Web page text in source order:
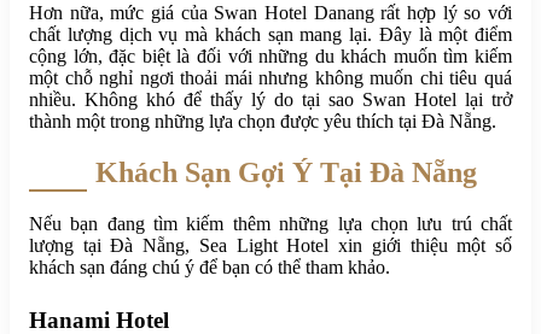
Hơn nữa, mức giá của Swan Hotel Danang rất hợp lý so với
chất lượng dịch vụ mà khách sạn mang lại. Đây là một điểm
cộng lớn, đặc biệt là đối với những du khách muốn tìm kiếm
một chỗ nghỉ ngơi thoải mái nhưng không muốn chi tiêu quá
nhiều. Không khó để thấy lý do tại sao Swan Hotel lại trở
thành một trong những lựa chọn được yêu thích tại Đà Nẵng.
Khách Sạn Gợi Ý Tại Đà Nẵng
Nếu bạn đang tìm kiếm thêm những lựa chọn lưu trú chất
lượng tại Đà Nẵng, Sea Light Hotel xin giới thiệu một số
khách sạn đáng chú ý để bạn có thể tham khảo.
Hanami Hotel